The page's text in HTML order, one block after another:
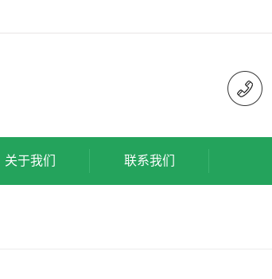
关于我们 联系我们